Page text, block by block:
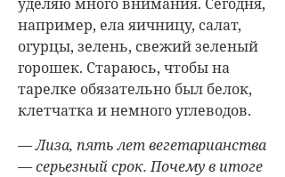
например, ела яичницу, салат,
огурцы, зелень, свежий зеленый
горошек. Стараюсь, чтобы на
тарелке обязательно был белок,
клетчатка и немного углеводов.
— Лиза, пять лет вегетарианства
— серьезный срок. Почему в итоге